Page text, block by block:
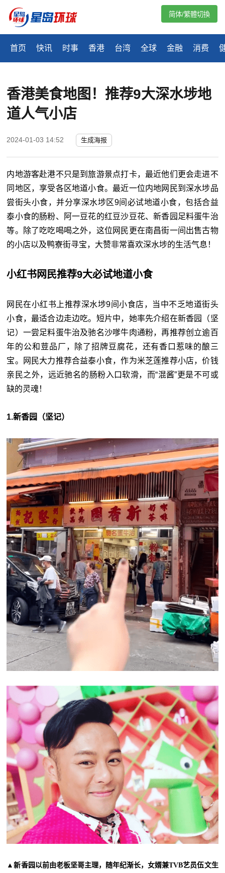
首页 快讯 时事 香港 台湾 全球 金融 消费
简体/繁體切換
香港美食地图！推荐9大深水埗地
道人气小店
2024-01-03 14:52 生成海报
内地游客赴港不只是到旅游景点打卡，最近他们更会走进不
同地区，享受各区地道小食。最近一位内地网民到深水埗品
尝街头小食，并分享深水埗区9间必试地道小食，包括合益
泰小食的肠粉、阿一豆花的红豆沙豆花、新香园足料蛋牛治
等。除了吃吃喝喝之外，这位网民更在南昌街一间出售古物
的小店以及鸭寮街寻宝，大赞非常喜欢深水埗的生活气息！
小红书网民推荐9大必试地道小食
网民在小红书上推荐深水埗9间小食店，当中不乏地道街头
小食，最适合边走边吃。短片中，她率先介绍在新香园（坚
记）一尝足料蛋牛治及驰名沙嗲牛肉通粉，再推荐创立逾百
年的公和荳品厂，除了招牌豆腐花，还有香口惹味的酿三
宝。网民大力推荐合益泰小食，作为米芝莲推荐小店，价钱
亲民之外，远近驰名的肠粉入口软滑，而“混酱”更是不可或
缺的灵魂！
1.新香园（坚记）
▲新香园以前由老板坚哥主理，随年纪渐长，女婿兼TVB艺员伍文生